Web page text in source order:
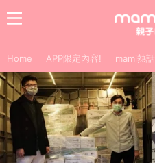
Home APP限定內容! mami熱話